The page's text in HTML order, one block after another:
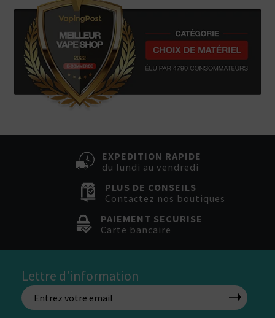
EXPEDITION RAPIDE
du lundi au vendredi
PLUS DE CONSEILS
Contactez nos boutiques
PAIEMENT SECURISE
Carte bancaire
Lettre d'information